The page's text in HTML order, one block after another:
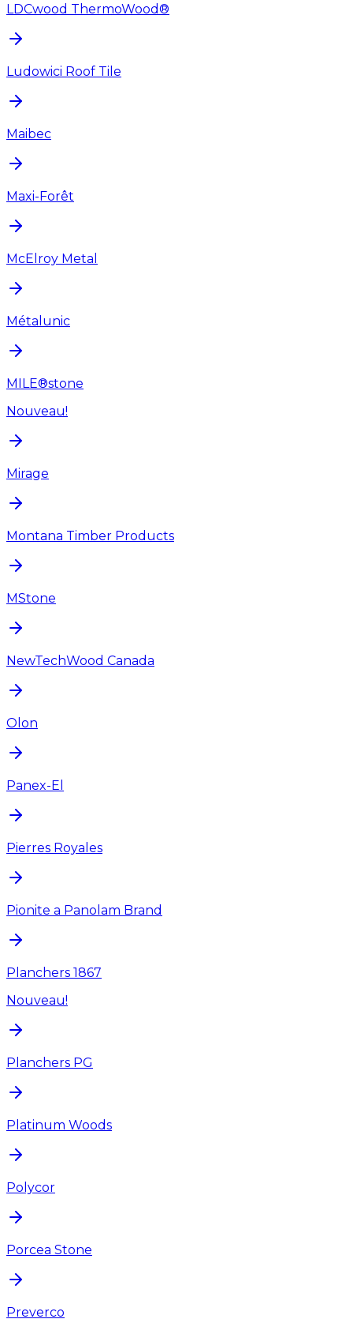
LDCwood ThermoWood®
Ludowici Roof Tile
Maibec
Maxi-Forêt
McElroy Metal
Métalunic
MILE®stone
Nouveau!
Mirage
Montana Timber Products
MStone
NewTechWood Canada
Olon
Panex-El
Pierres Royales
Pionite a Panolam Brand
Planchers 1867
Nouveau!
Planchers PG
Platinum Woods
Polycor
Porcea Stone
Preverco